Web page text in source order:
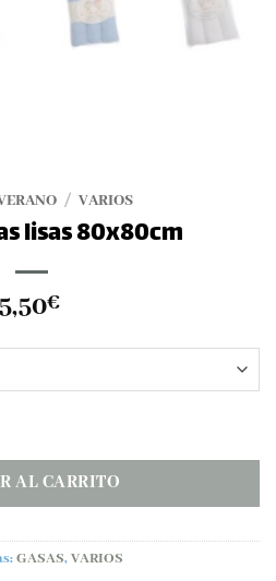
/ VARIOS
lisas 80x80cm
5,50€
AL CARRITO
GASAS,VARIOS